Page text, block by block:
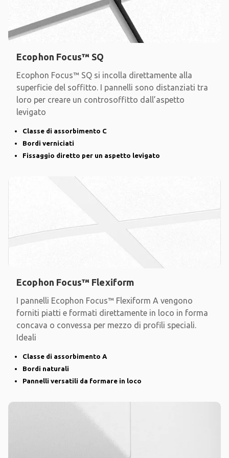
Ecophon Focus™ SQ
Ecophon Focus™ SQ si incolla direttamente alla
superficie del soffitto. I pannelli sono distanziati tra
loro per creare un controsoffitto dall’aspetto
levigato
Classe di assorbimento C
Bordi verniciati
Fissaggio diretto per un aspetto levigato
Ecophon Focus™ Flexiform
I pannelli Ecophon Focus™ Flexiform A vengono
forniti piatti e formati direttamente in loco in forma
concava o convessa per mezzo di profili speciali.
Ideali
Classe di assorbimento A
Bordi naturali
Pannelli versatili da formare in loco